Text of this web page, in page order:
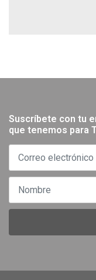
Suscríbete con tu
que tenemos para